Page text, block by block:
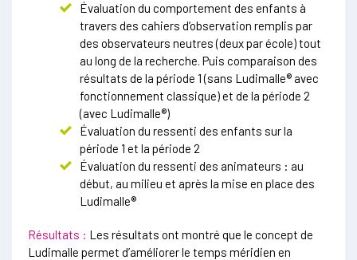
Évaluation du comportement des enfants à
travers des cahiers d’observation remplis par
des observateurs neutres (deux par école) tout
au long de la recherche. Puis comparaison des
résultats de la période 1 (sans Ludimalle® avec
fonctionnement classique) et de la période 2
(avec Ludimalle®)
Évaluation du ressenti des enfants sur la
période 1 et la période 2
Évaluation du ressenti des animateurs : au
début, au milieu et après la mise en place des
Ludimalle®
Résultats : Les résultats ont montré que le concept de
Ludimalle permet d’améliorer le temps méridien en